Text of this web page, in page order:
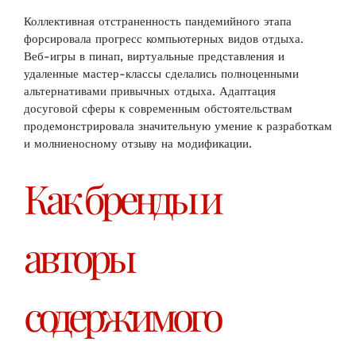
Коллективная отстраненность пандемийного этапа
форсировала прогресс компьютерных видов отдыха.
Веб-игры в пинап, виртуальные представления и
удаленные мастер-классы сделались полноценными
альтернативами привычных отдыха. Адаптация
досуговой сферы к современным обстоятельствам
продемонстрировала значительную умение к разработкам
и молниеносному отзыву на модификации.
Как бренды и
авторы
содержимого